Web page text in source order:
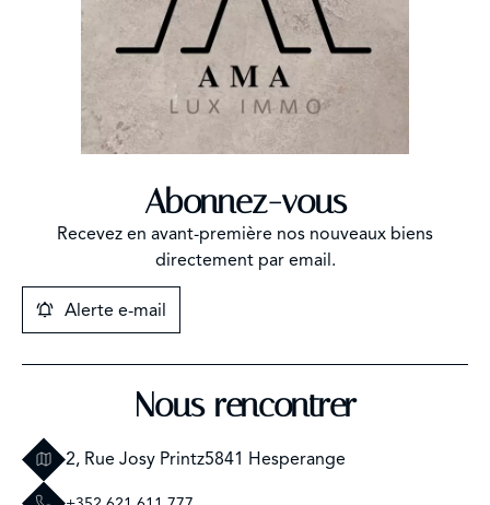
Abonnez-vous
Recevez en avant-première nos nouveaux biens
directement par email.
Alerte e-mail
Nous rencontrer
2, Rue Josy Printz5841 Hesperange